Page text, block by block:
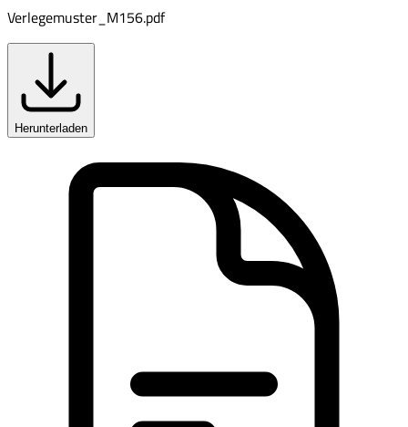
Verlegemuster_M156.pdf
Herunterladen